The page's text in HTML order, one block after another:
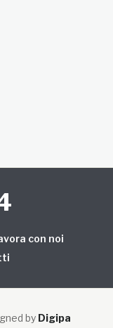
con noi
by Digipa